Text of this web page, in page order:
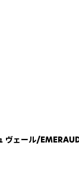
ヴェール/